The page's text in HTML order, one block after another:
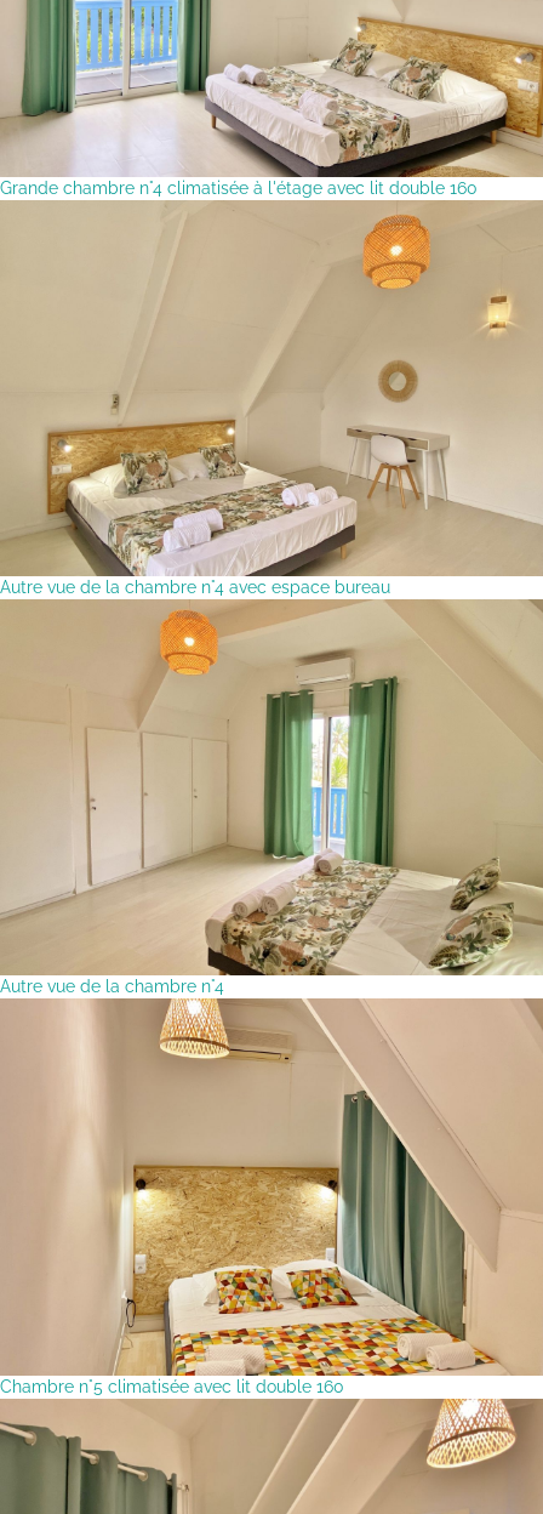
Grande chambre n°4 climatisée à l'étage avec lit double 160
Autre vue de la chambre n°4 avec espace bureau
Autre vue de la chambre n°4
Chambre n°5 climatisée avec lit double 160